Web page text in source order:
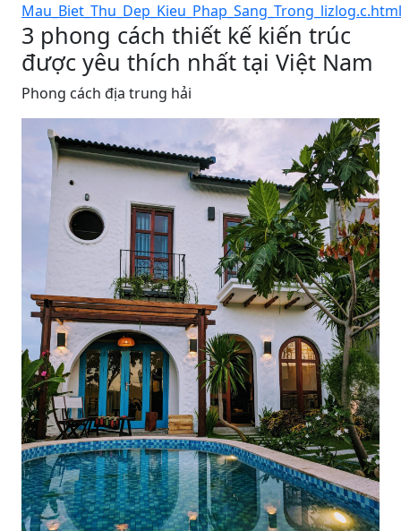
Mau_Biet_Thu_Dep_Kieu_Phap_Sang_Trong_lizlog.c.html
3 phong cách thiết kế kiến trúc
được yêu thích nhất tại Việt Nam
Phong cách địa trung hải